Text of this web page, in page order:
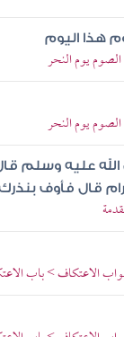
هذا اليوم
يوم النحر
يوم النحر
الله عليه وسلم
قال فأوف
الاعتكاف > باب